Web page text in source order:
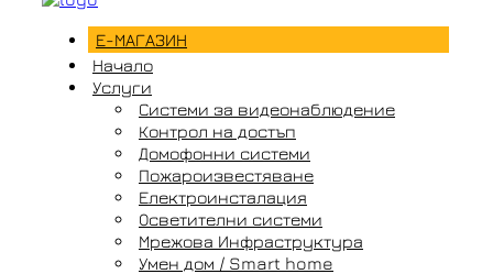
Е-МАГАЗИН
Начало
Услуги
Системи за видеонаблюдение
Контрол на достъп
Домофонни системи
Пожароизвестяване
Електроинсталация
Осветителни системи
Мрежова Инфраструктура
Умен дом / Smart home